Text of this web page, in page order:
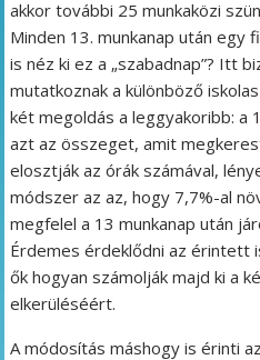
akkor további 25 munkaközi
Minden 13. munkanap után
is néz ki ez a „szabadnap”? Itt
mutatkoznak a különböző
két megoldás a leggyakoribb: a
azt az összeget, amit
elosztják az órák számával,
módszer az az, hogy 7,7%-al
megfelel a 13 munkanap után
Érdemes érdeklődni az érintett
ők hogyan számolják majd ki a
elkerüléséért.
A módosítás máshogy is érinti